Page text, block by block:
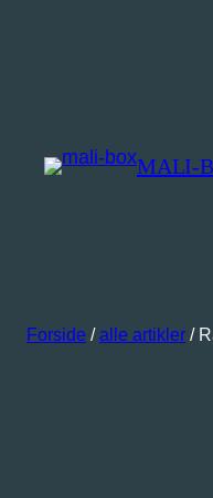
MALI-
Forside /alle artikler /